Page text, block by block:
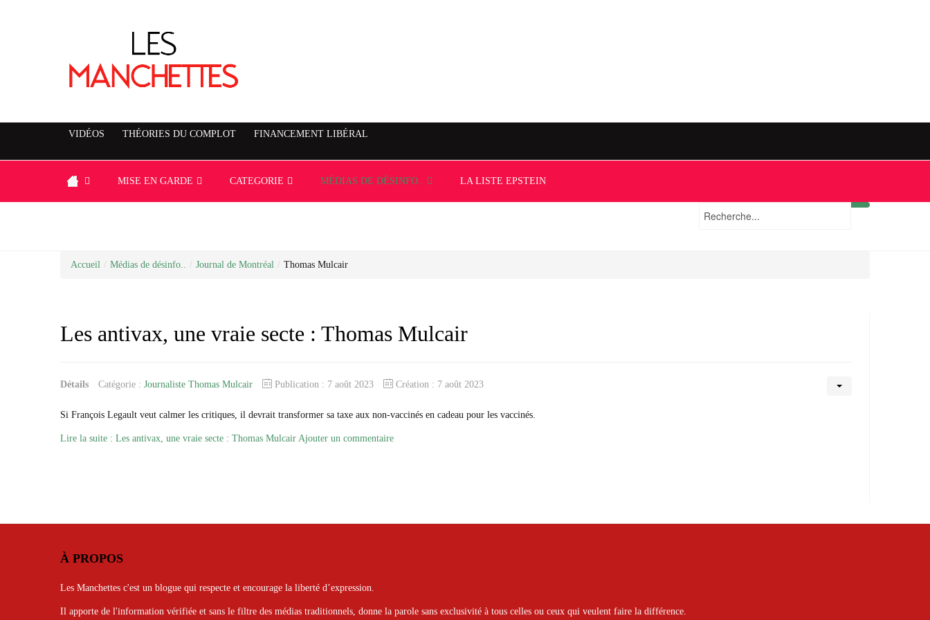
VIDÉOS THÉORIES DU COMPLOT FINANCEMENT LIBÉRAL
MISE EN GARDE CATEGORIE MÉDIAS DE DÉSINFO.. LA LISTE EPSTEIN
Accueil / Médias de désinfo.. / Journal de Montréal / Thomas Mulcair
Les antivax, une vraie secte : Thomas Mulcair
Détails Catégorie : Journaliste Thomas Mulcair Publication : 7 août 2023 Création : 7 août 2023
Si François Legault veut calmer les critiques, il devrait transformer sa taxe aux non-vaccinés en cadeau pour les vaccinés.
Lire la suite : Les antivax, une vraie secte : Thomas Mulcair Ajouter un commentaire
À PROPOS
Les Manchettes c'est un blogue qui respecte et encourage la liberté d’expression.
Il apporte de l'information vérifiée et sans le filtre des médias traditionnels, donne la parole sans exclusivité à tous celles ou ceux qui veulent faire la différence.